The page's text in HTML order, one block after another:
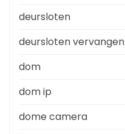
deursloten
deursloten vervangen
dom
dom ip
dome camera